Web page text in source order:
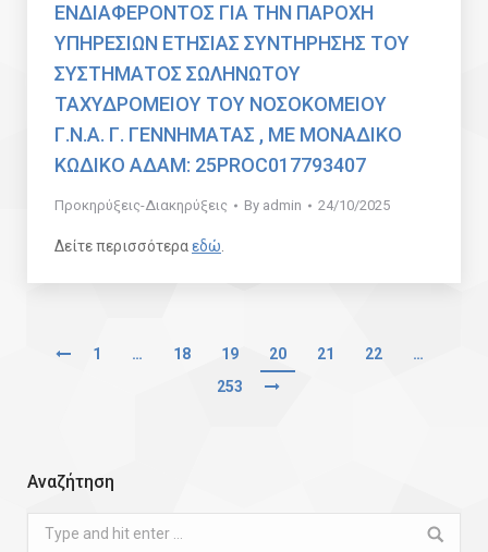
ΕΝΔΙΑΦΕΡΟΝΤΟΣ ΓΙΑ ΤΗΝ ΠΑΡΟΧΗ
ΥΠΗΡΕΣΙΩΝ ΕΤΗΣΙΑΣ ΣΥΝΤΗΡΗΣΗΣ ΤΟΥ
ΣΥΣΤΗΜΑΤΟΣ ΣΩΛΗΝΩΤΟΥ
ΤΑΧΥΔΡΟΜΕΙΟΥ ΤΟΥ ΝΟΣΟΚΟΜΕΙΟΥ
Γ.Ν.Α. Γ. ΓΕΝΝΗΜΑΤΑΣ , ΜΕ ΜΟΝΑΔΙΚΟ
ΚΩΔΙΚΟ ΑΔΑΜ: 25PROC017793407
Προκηρύξεις-Διακηρύξεις By admin 24/10/2025
Δείτε περισσότεραεδώ
1 … 18 19 20 21 22
…
253
Αναζήτηση
Search: